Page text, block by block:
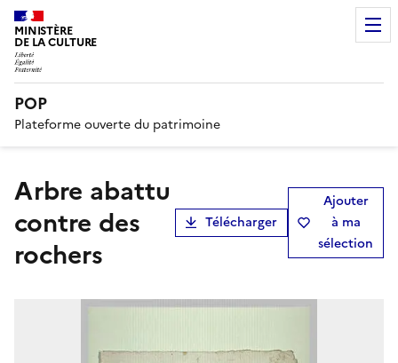
MINISTÈRE
DE LA CULTURE
POP
Plateforme ouverte du patrimoine
Arbre abattu
contre des
rochers
Télécharger
Ajouter
à ma
sélection